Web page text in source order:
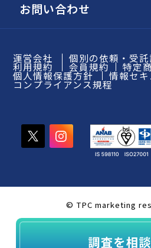
お問い合わせ
運営会社 個別の依頼・受託
利用規約 会員規約 特定
個人情報保護方針 情報セ
コンプライアンス規程
© TPC marketing